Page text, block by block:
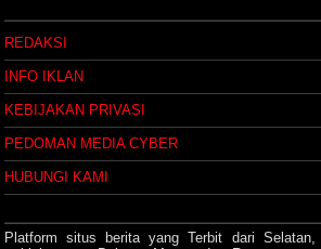
REDAKSI
INFO IKLAN
KEBIJAKAN PRIVASI
PEDOMAN MEDIA CYBER
HUBUNGI KAMI
Platform situs berita yang Terbit dari Selatan,